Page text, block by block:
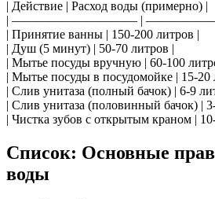
| Действие | Расход воды (примерно) |
| —————————— |
| Принятие ванны | 150-200 литров |
| Душ (5 минут) | 50-70 литров |
| Мытье посуды вручную | 60-100
| Мытье посуды в посудомойке | 15-20
| Слив унитаза (полный бачок) | 6-9
| Слив унитаза (половинный бачок) |
| Чистка зубов с открытым краном |
Список: Основные
воды